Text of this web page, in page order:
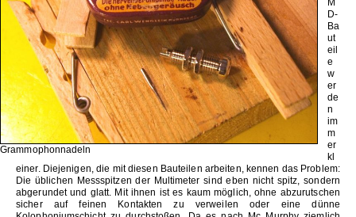
Grammophonnadeln
M
D-
Ba
ut
eil
e
w
er
de
n
im
m
er
kl
einer. Diejenigen, die mit diesen Bauteilen arbeiten, kennen das Problem:
Die üblichen Messspitzen der Multimeter sind eben nicht spitz, sondern
abgerundet und glatt. Mit ihnen ist es kaum möglich, ohne abzurutschen
sicher auf feinen Kontakten zu verweilen oder eine dünne